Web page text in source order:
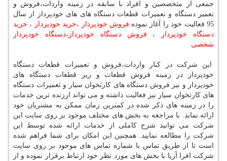
جمعی از متخصصین و افراد با سابقه در زمینه واردات،فروش و
تعمیر دستگاه و تعمیرات قطعات دستگاه های های خودپرداز از سال
95 فعالیت خود را آغاز نموده.
فروش خودپرداز ،خرید خودپرداز ، خرید
دستگاه خودپرداز
، فروش دستگاه خودپرداز ،دستگاه خودپرداز
شخصی
این شرکت در کنار واردات،فروش و تعمیرات قطعات دستگاه
خودپرداز در زمینه فروش قطعات و ریز قطعات دستگاه های
خودپرداز و نیز فروش دستگاه های کارتخوان سیار و تعمیرات دستگاه
های کارتخوان سیار نیز فعالیت داشته و می تواند ارزنده ترین خدمات
را در زمینه های ذکر شده در کمترین زمان ممکن به مشتریان خود
ارائه نماید. با مراجعه به بخش های مختلف موجود بر روی سایت این
شرکت می توانید شرح کاملی از خدمات ارائه شده توسط این
شرکت را مطالعه نمایید. همچنین این امکان برای شما فراهم شده
است تا از طریق تماس با شماره تماس های موجود بر روی سایت
شرکت افرا آریا با بخش های مورد نظر خود ارتباط برقرار نموده و از